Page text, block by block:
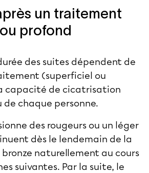
un traitement
profond
des suites dépendent de
(superficiel ou
capacité de cicatrisation
de chaque personne.
des rougeurs ou un léger
dès le lendemain de la
bronze naturellement au cours
suivantes. Par la suite, le